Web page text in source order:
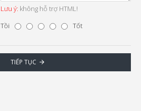
Lưu ý: không hỗ trợ HTML!
Tồi Tốt
TIẾP TỤC